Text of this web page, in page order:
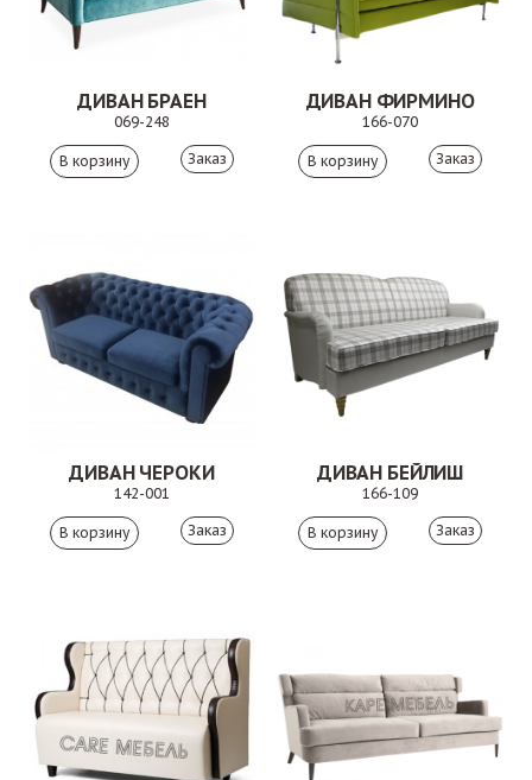
ДИВАН БРАЕН
069-248
Заказ
ДИВАН ФИРМИНО
166-070
Заказ
ДИВАН ЧЕРОКИ
142-001
Заказ
ДИВАН БЕЙЛИШ
166-109
Заказ